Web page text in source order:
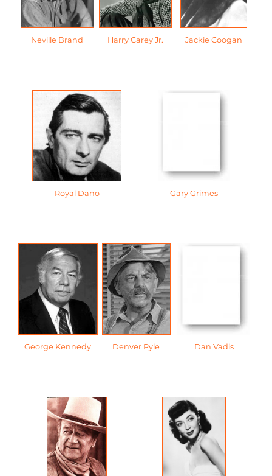
Neville Brand Harry Carey Jr. Jackie Coogan
Royal Dano Gary Grimes
George Kennedy Denver Pyle Dan Vadis